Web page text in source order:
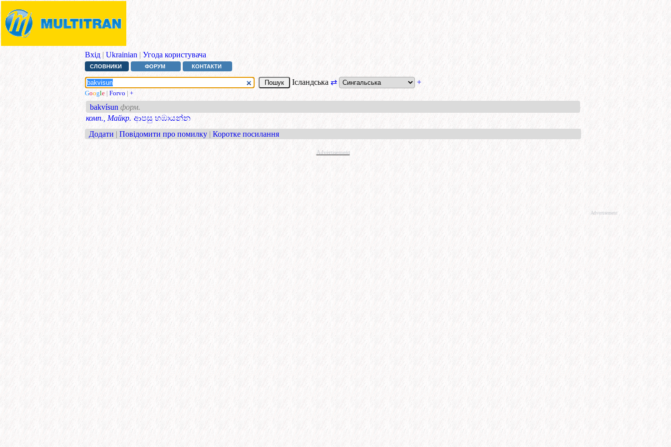
Вхід | Ukrainian | Угода користувача
СЛОВНИКИ ФОРУМ КОНТАКТИ
Ісландська ⇄ +
Google | Forvo | +
bakvísun форм.
комп., Майкр. ආපසු හඹායන්න
Додати | Повідомити про помилку | Коротке посилання
Advertisement
Advertisement